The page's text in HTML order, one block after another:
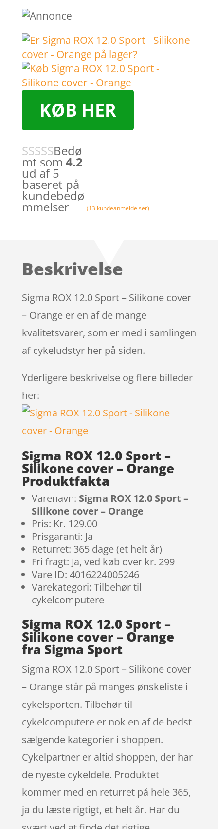
KØB HER
Bedø
mt som 4.2
ud af 5
baseret på
kundebedø
mmelser (13 kundeanmeldelser)
Beskrivelse
Sigma ROX 12.0 Sport – Silikone cover
– Orange er en af de mange
kvalitetsvarer, som er med i samlingen
af cykeludstyr her på siden.
Yderligere beskrivelse og flere billeder
her:
Sigma ROX 12.0 Sport –
Silikone cover – Orange
Produktfakta
Varenavn: Sigma ROX 12.0 Sport –
Silikone cover – Orange
Pris: Kr. 129.00
Prisgaranti: Ja
Returret: 365 dage (et helt år)
Fri fragt: Ja, ved køb over kr. 299
Vare ID: 4016224005246
Varekategori: Tilbehør til
cykelcomputere
Sigma ROX 12.0 Sport –
Silikone cover – Orange
fra Sigma Sport
Sigma ROX 12.0 Sport – Silikone cover
– Orange står på manges ønskeliste i
cykelsporten. Tilbehør til
cykelcomputere er nok en af de bedst
sælgende kategorier i shoppen.
Cykelpartner er altid shoppen, der har
de nyeste cykeldele. Produktet
kommer med en returret på hele 365,
ja du læste rigtigt, et helt år. Har du